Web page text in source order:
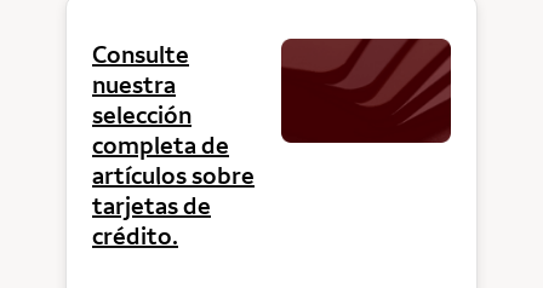
Consulte
nuestra
selección
completa de
artículos sobre
tarjetas de
crédito.